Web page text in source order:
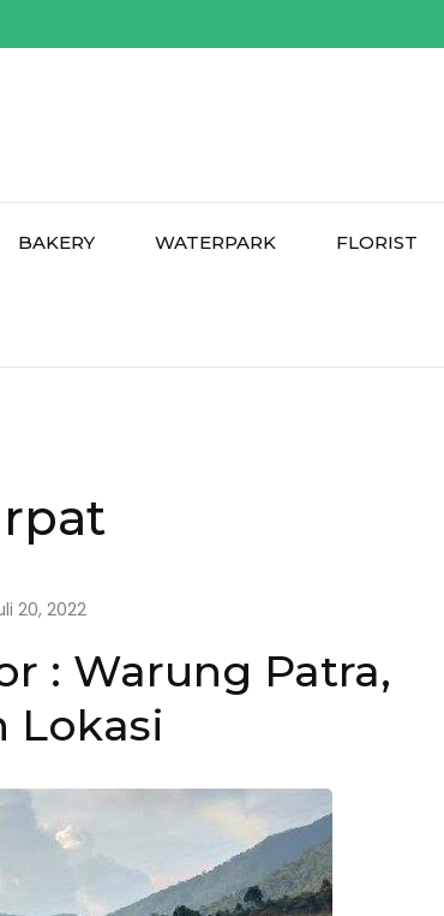
BAKERY WATERPARK FLORIST
20, 2022
: Warung Patra,
Lokasi